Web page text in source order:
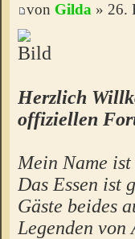
von Gilda » 26.
Herzlich
offiziellen
Mein Name
Das Essen ist
Gäste beides
Legenden